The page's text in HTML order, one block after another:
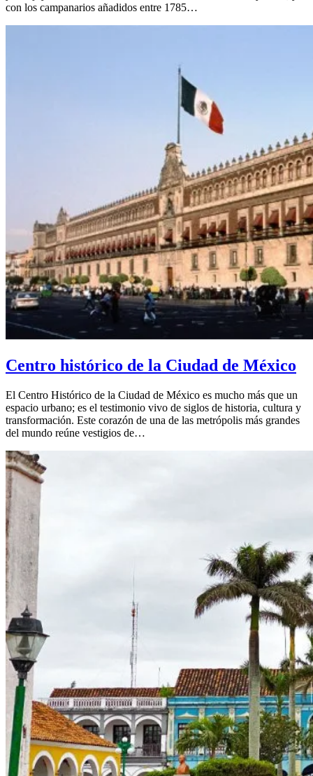
con los campanarios añadidos entre 1785…
Centro histórico de la Ciudad de México
El Centro Histórico de la Ciudad de México es mucho más que un
espacio urbano; es el testimonio vivo de siglos de historia, cultura y
transformación. Este corazón de una de las metrópolis más grandes
del mundo reúne vestigios de…